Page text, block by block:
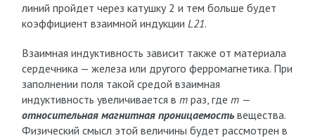
линий пройдет через катушку 2 и тем больше будет
коэффициент взаимной индукции L21.
Взаимная индуктив­ность зависит также от материала
сердечника — железа или другого ферромагнетика. При
заполнении поля такой средой взаимная
индуктивность увеличивается в mраз, где m —
относительная магнитная проницаемостьвещества.
Физический смысл этой величины будет рассмотрен в